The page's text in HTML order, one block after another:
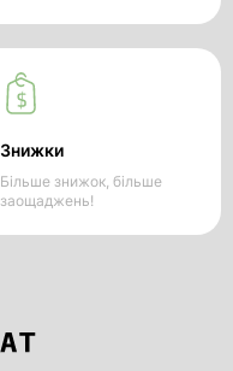
Знижки
Більше знижок, більше
заощаджень!